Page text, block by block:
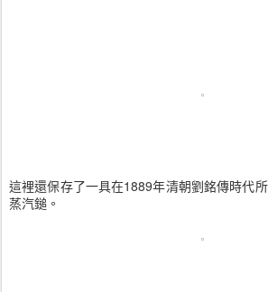
這裡還保存了一具在1889年清朝劉銘傳時代
蒸汽鎚。